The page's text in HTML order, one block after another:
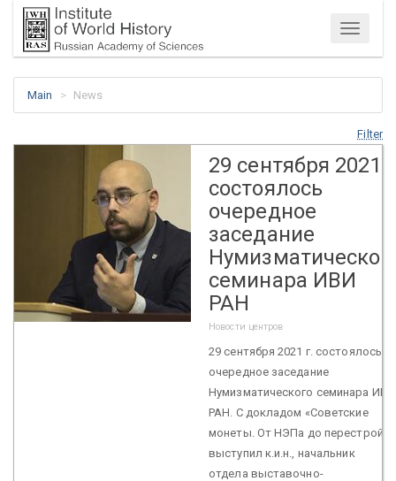
Menu
Main News
Filter
29 сентября 2021
состоялось
очередное
заседание
семинара ИВИ
РАН
Новости центров
29 сентября 2021 г. состоялось
очередное заседание
Нумизматического семинара ИВИ
РАН. С докладом «Советские
монеты. От НЭПа до
выступил к.и.н., начальник
отдела выставочно-